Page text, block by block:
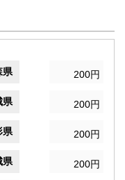
県 200円
県 200円
県 200円
県 200円